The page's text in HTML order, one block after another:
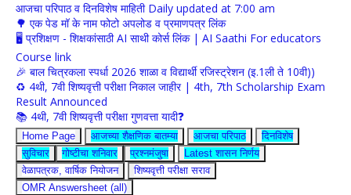
आजचा परिपाठ व दिनविशेष माहिती Daily updated at 7:00 am
🌳 एक पेड मॉ के नाम फोटो अपलोड व प्रमाणपत्र लिंक
🖥 प्रशिक्षण - शिक्षकांसाठी AI साथी कोर्स लिंक | AI Saathi For educators
Course link
🎉 बाल चित्रकला स्पर्धा 2026 शाळा व विद्यार्थी रजिस्ट्रेशन (इ.1ली ते 10वी))
♻️ 4थी, 7वी शिष्यवृत्ती परीक्षा निकाल जाहीर | 4th, 7th Scholarship Exam
Result Announced
📚 4थी, 7वी शिष्यवृत्ती परीक्षा गुणवत्ता यादी❓
Home Page आजच्या शैक्षणिक बातम्या आजचा परिपाठ
दिनविशेष
सुविचार
गोष्टीचा शनिवार प्रश्नमंजुषा
Latest शासन निर्णय
वेळापत्रक, वार्षिक नियोजन
शिष्यवृत्ती परीक्षा सराव
OMR Answersheet (all)